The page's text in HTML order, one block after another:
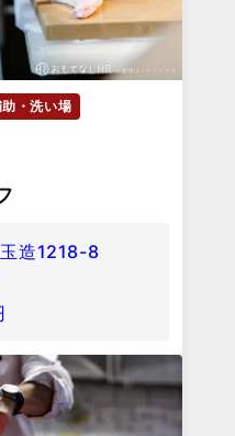
・洗い場
造1218-8